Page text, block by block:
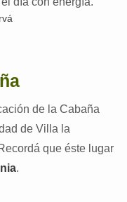
de la Cabaña
de Villa la
que éste lugar
.